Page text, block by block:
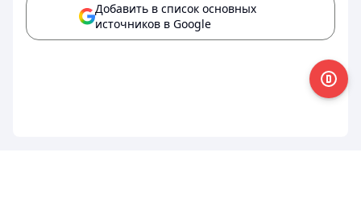
Добавить в список основных
источников в Google